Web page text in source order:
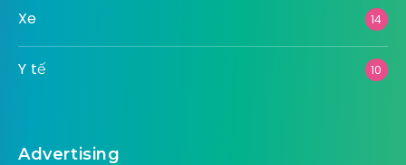
Xe 14
Y tế 10
Advertising